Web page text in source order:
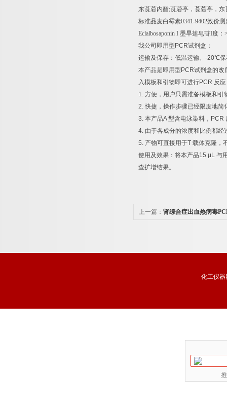
东莨菪内酯;莨菪亭，莨菪亭，东
标准品麦白霉素0341-9402效价测
Eclalbosaponin I 墨旱莲皂苷I度：
我公司即用型 PCR试剂盒：
运输及保存：低温运输、 -20℃
本产品是即用型 PCR试剂盒的改
入模板和引物即可进行PCR 反
1. 方便，用户只需准备模板和引
2.快捷，操作步骤已经限度地简
3. 本产品A型含电泳染料， PCR
4. 由于各成分的浓度和比例都
5. 产物可直接用于T 载体克隆，
使用及效果：将本产品15 μL 与
查扩增结果。
上一篇： 肾综合症出血热病毒
化工仪器